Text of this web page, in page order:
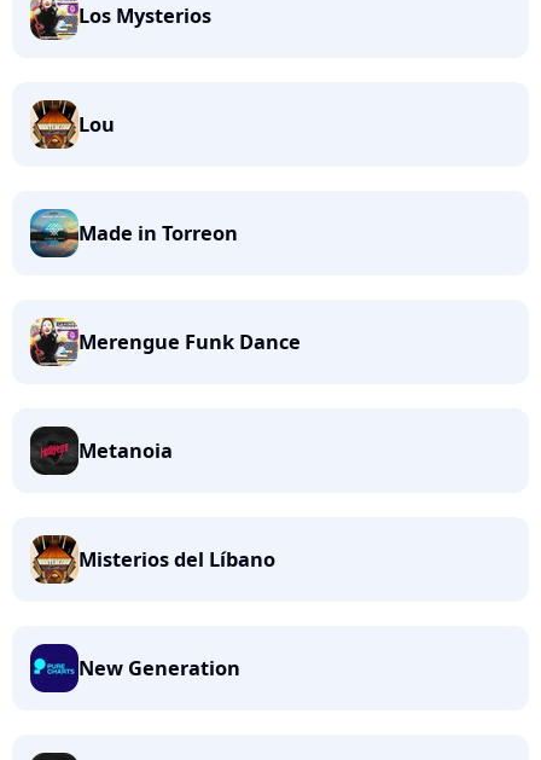
Los Mysterios
Lou
Made in Torreon
Merengue Funk Dance
Metanoia
Misterios del Líbano
New Generation